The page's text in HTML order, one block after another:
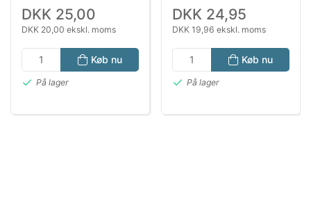
kaniner
DKK 25,00
DKK 20,00 ekskl. moms
Køb nu
På lager
DKK 24,95
DKK 19,96 ekskl. moms
Køb nu
På lager